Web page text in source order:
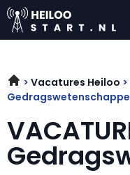
Vacatures Heiloo